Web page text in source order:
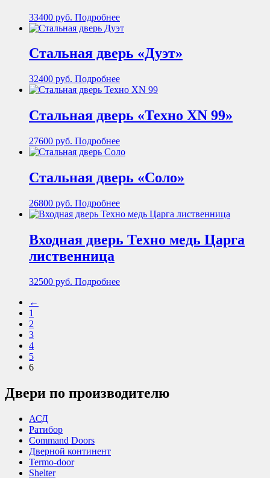
33400 руб. Подробнее
Стальная дверь «Дуэт»
32400 руб. Подробнее
Стальная дверь «Техно XN 99»
27600 руб. Подробнее
Стальная дверь «Соло»
26800 руб. Подробнее
Входная дверь Техно медь Царга
лиственница
32500 руб. Подробнее
←
1
2
3
4
5
6
Двери по производителю
АСД
Ратибор
Command Doors
Дверной континент
Termo-door
Shelter